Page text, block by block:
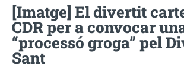
[Imatge] El divertit
CDR per a convocar
“processó groga” pel
Sant